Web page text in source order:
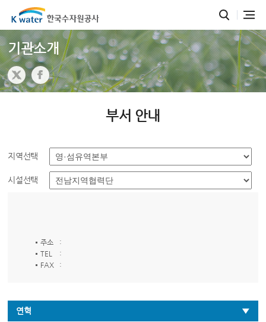
기관소개
부서 안내
지역선택
시설선택
주소
:
TEL
:
FAX
:
연혁